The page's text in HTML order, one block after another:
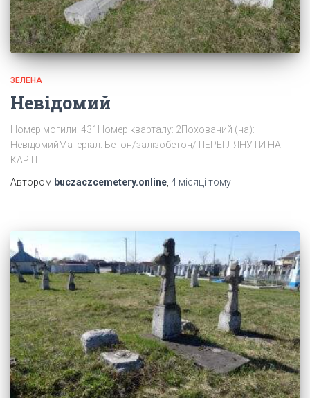
ЗЕЛЕНА
Невідомий
Номер могили: 431Номер кварталу: 2Похований (на):
НевідомийМатеріал: Бетон/залізобетон/ ПЕРЕГЛЯНУТИ НА
КАРТІ
Автором buczaczcemetery.online 4 місяці тому